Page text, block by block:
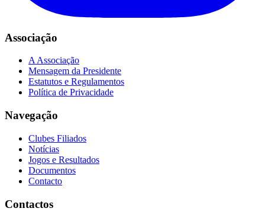
Associação
A Associação
Mensagem da Presidente
Estatutos e Regulamentos
Política de Privacidade
Navegação
Clubes Filiados
Notícias
Jogos e Resultados
Documentos
Contacto
Contactos